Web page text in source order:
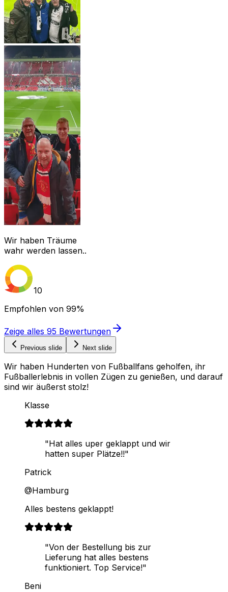
Wir haben Träume
wahr werden lassen..
10
Empfohlen von 99%
Zeige alles 95 Bewertungen
Previous slide Next slide
Wir haben Hunderten von Fußballfans geholfen, ihr
Fußballerlebnis in vollen Zügen zu genießen, und darauf
sind wir äußerst stolz!
Klasse
"Hat alles uper geklappt und wir
hatten super Plätze!!"
Patrick
@Hamburg
Alles bestens geklappt!
"Von der Bestellung bis zur
Lieferung hat alles bestens
funktioniert. Top Service!"
Beni